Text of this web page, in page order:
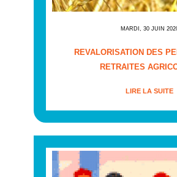
MARDI, 30 JUIN
REVALORISATION DES
RETRAITES
LIRE LA SUITE